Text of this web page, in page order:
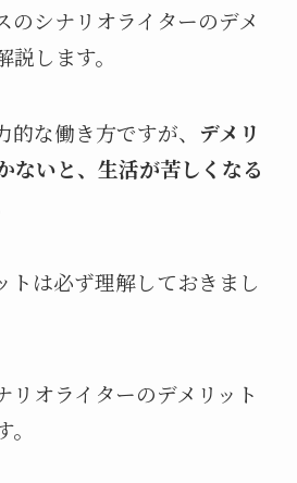
のシナリオライターのデメ
します。
な働き方ですが、 デメリ
ないと、生活が苦しくなる
トは必ず理解しておきまし
リオライターのデメリット